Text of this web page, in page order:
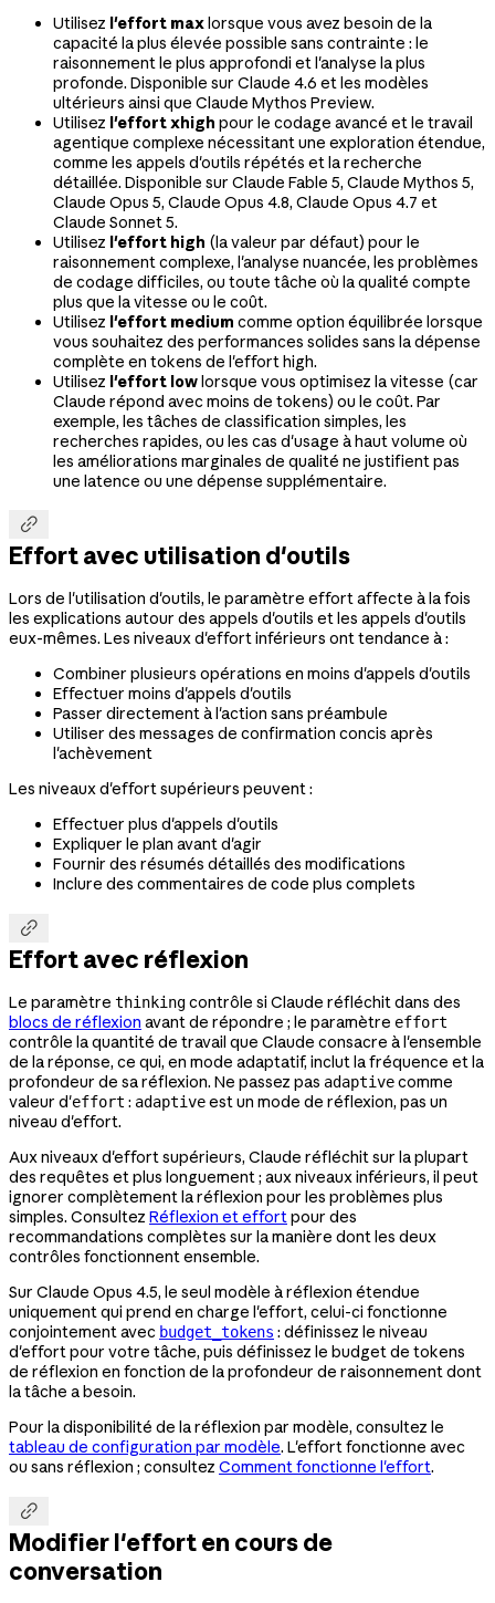
Utilisez l'effort maxlorsque vous avez besoin de la
capacité la plus élevée possible sans contrainte : le
raisonnement le plus approfondi et l'analyse la plus
profonde. Disponible sur Claude 4.6 et les modèles
ultérieurs ainsi que Claude Mythos Preview.
Utilisez l'effort xhigh pour le codage avancé et le travail
agentique complexe nécessitant une exploration étendue,
comme les appels d'outils répétés et la recherche
détaillée. Disponible sur Claude Fable 5, Claude Mythos 5,
Claude Opus 5, Claude Opus 4.8, Claude Opus 4.7 et
Claude Sonnet 5.
Utilisez l'effort high (la valeur par défaut) pour le
raisonnement complexe, l'analyse nuancée, les problèmes
de codage difficiles, ou toute tâche où la qualité compte
plus que la vitesse ou le coût.
Utilisez l'effort medium comme option équilibrée lorsque
vous souhaitez des performances solides sans la dépense
complète en tokens de l'effort high.
Utilisez l'effort lowlorsque vous optimisez la vitesse (car
Claude répond avec moins de tokens) ou le coût. Par
exemple, les tâches de classification simples, les
recherches rapides, ou les cas d'usage à haut volume où
les améliorations marginales de qualité ne justifient pas
une latence ou une dépense supplémentaire.

Effort avec utilisation d'outils
Lors de l'utilisation d'outils, le paramètre effort affecte à la fois
les explications autour des appels d'outils et les appels d'outils
eux-mêmes. Les niveaux d'effort inférieurs ont tendance à :
Combiner plusieurs opérations en moins d'appels d'outils
Effectuer moins d'appels d'outils
Passer directement à l'action sans préambule
Utiliser des messages de confirmation concis après
l'achèvement
Les niveaux d'effort supérieurs peuvent :
Effectuer plus d'appels d'outils
Expliquer le plan avant d'agir
Fournir des résumés détaillés des modifications
Inclure des commentaires de code plus complets

Effort avec réflexion
Le paramètre thinkingcontrôle si Claude réfléchit dans des
blocs de réflexion avant de répondre ; le paramètre effort
contrôle la quantité de travail que Claude consacre à l'ensemble
de la réponse, ce qui, en mode adaptatif, inclut la fréquence et la
profondeur de sa réflexion. Ne passez pas adaptivecomme
valeur d'effort : adaptiveest un mode de réflexion, pas un
niveau d'effort.
Aux niveaux d'effort supérieurs, Claude réfléchit sur la plupart
des requêtes et plus longuement ; aux niveaux inférieurs, il peut
ignorer complètement la réflexion pour les problèmes plus
simples. Consultez Réflexion et effortpour des
recommandations complètes sur la manière dont les deux
contrôles fonctionnent ensemble.
Sur Claude Opus 4.5, le seul modèle à réflexion étendue
uniquement qui prend en charge l'effort, celui-ci fonctionne
conjointement avec budget_tokens : définissez le niveau
d'effort pour votre tâche, puis définissez le budget de tokens
de réflexion en fonction de la profondeur de raisonnement dont
la tâche a besoin.
Pour la disponibilité de la réflexion par modèle, consultez le
tableau de configuration par modèle. L'effort fonctionne avec
ou sans réflexion ; consultez Comment fonctionne l'effort.

Modifier l'effort en cours de
conversation